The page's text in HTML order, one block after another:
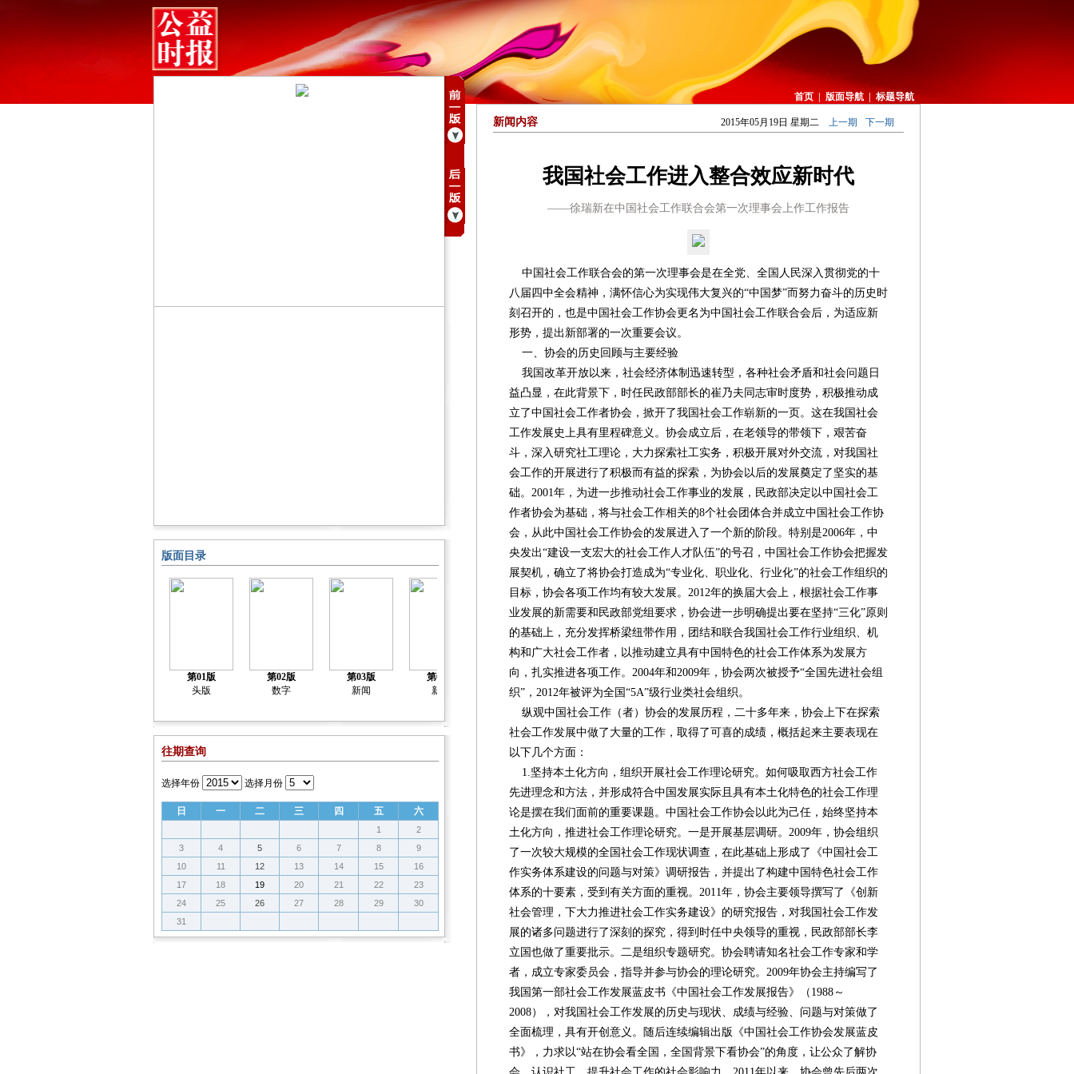
首页 版面导航 标题导航
版面目录
第01版
头版
第02版
数字
第03版
新闻
第04版
新闻
往期查询
选择年份 选择月份
日 一 二 三 四 五 六
1
2
3
4 5 6 7 8
9
10
11 12 13 14 15
16
17
18 19 20 21 22
23
24
25 26 27 28 29
30
31
新闻内容 2015年05月19日 星期二 上一期 下一期
我国社会工作进入整合效应新时代
——徐瑞新在中国社会工作联合会第一次理事会上作工作报告
中国社会工作联合会的第一次理事会是在全党、全国人民深入贯彻党的十
八届四中全会精神，满怀信心为实现伟大复兴的“中国梦”而努力奋斗的历史时
刻召开的，也是中国社会工作协会更名为中国社会工作联合会后，为适应新
形势，提出新部署的一次重要会议。
一、协会的历史回顾与主要经验
我国改革开放以来，社会经济体制迅速转型，各种社会矛盾和社会问题日
益凸显，在此背景下，时任民政部部长的崔乃夫同志审时度势，积极推动成
立了中国社会工作者协会，掀开了我国社会工作崭新的一页。这在我国社会
工作发展史上具有里程碑意义。协会成立后，在老领导的带领下，艰苦奋
斗，深入研究社工理论，大力探索社工实务，积极开展对外交流，对我国社
会工作的开展进行了积极而有益的探索，为协会以后的发展奠定了坚实的基
础。2001年，为进一步推动社会工作事业的发展，民政部决定以中国社会工
作者协会为基础，将与社会工作相关的8个社会团体合并成立中国社会工作协
会，从此中国社会工作协会的发展进入了一个新的阶段。特别是2006年，中
央发出“建设一支宏大的社会工作人才队伍”的号召，中国社会工作协会把握发
展契机，确立了将协会打造成为“专业化、职业化、行业化”的社会工作组织的
目标，协会各项工作均有较大发展。2012年的换届大会上，根据社会工作事
业发展的新需要和民政部党组要求，协会进一步明确提出要在坚持“三化”原则
的基础上，充分发挥桥梁纽带作用，团结和联合我国社会工作行业组织、机
构和广大社会工作者，以推动建立具有中国特色的社会工作体系为发展方
向，扎实推进各项工作。2004年和2009年，协会两次被授予“全国先进社会组
织”，2012年被评为全国“5A”级行业类社会组织。
纵观中国社会工作（者）协会的发展历程，二十多年来，协会上下在探索
社会工作发展中做了大量的工作，取得了可喜的成绩，概括起来主要表现在
以下几个方面：
1.坚持本土化方向，组织开展社会工作理论研究。如何吸取西方社会工作
先进理念和方法，并形成符合中国发展实际且具有本土化特色的社会工作理
论是摆在我们面前的重要课题。中国社会工作协会以此为己任，始终坚持本
土化方向，推进社会工作理论研究。一是开展基层调研。2009年，协会组织
了一次较大规模的全国社会工作现状调查，在此基础上形成了《中国社会工
作实务体系建设的问题与对策》调研报告，并提出了构建中国特色社会工作
体系的十要素，受到有关方面的重视。2011年，协会主要领导撰写了《创新
社会管理，下大力推进社会工作实务建设》的研究报告，对我国社会工作发
展的诸多问题进行了深刻的探究，得到时任中央领导的重视，民政部部长李
立国也做了重要批示。二是组织专题研究。协会聘请知名社会工作专家和学
者，成立专家委员会，指导并参与协会的理论研究。2009年协会主持编写了
我国第一部社会工作发展蓝皮书《中国社会工作发展报告》（1988～
2008），对我国社会工作发展的历史与现状、成绩与经验、问题与对策做了
全面梳理，具有开创意义。随后连续编辑出版《中国社会工作协会发展蓝皮
书》，力求以“站在协会看全国，全国背景下看协会”的角度，让公众了解协